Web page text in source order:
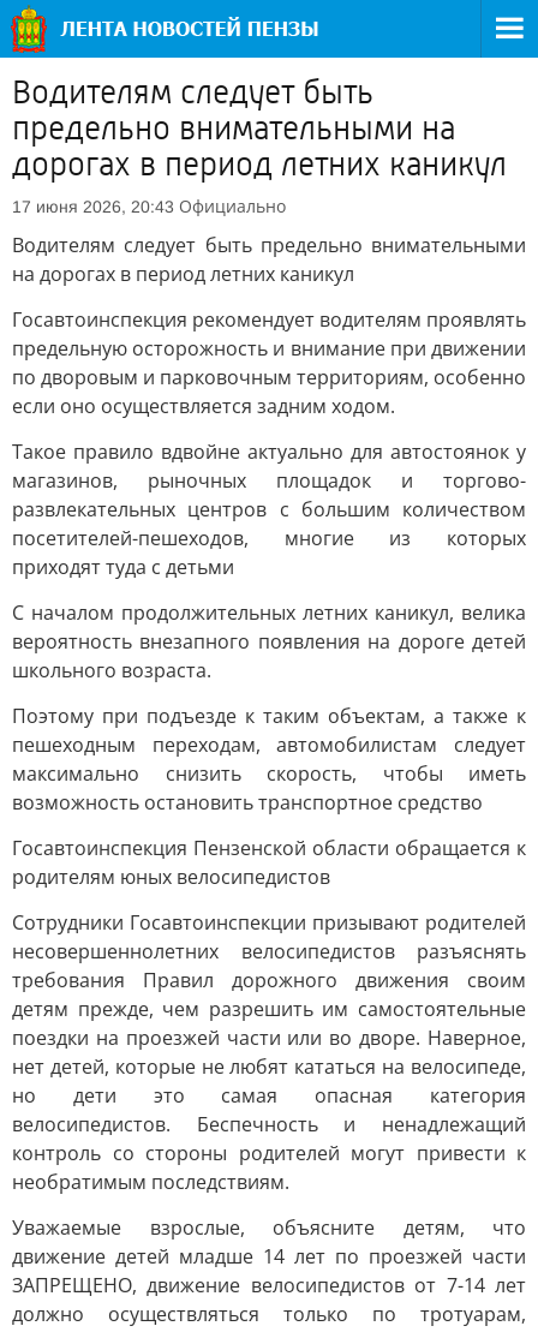
Водителям следует быть
предельно внимательными на
дорогах в период летних каникул
17 июня 2026, 20:43 Официально
Водителям следует быть предельно внимательными
на дорогах в период летних каникул
Госавтоинспекция рекомендует водителям проявлять
предельную осторожность и внимание при движении
по дворовым и парковочным территориям, особенно
если оно осуществляется задним ходом.
Такое правило вдвойне актуально для автостоянок у
магазинов, рыночных площадок и торгово-
развлекательных центров с большим количеством
посетителей-пешеходов, многие из которых
приходят туда с детьми
С началом продолжительных летних каникул, велика
вероятность внезапного появления на дороге детей
школьного возраста.
Поэтому при подъезде к таким объектам, а также к
пешеходным переходам, автомобилистам следует
максимально снизить скорость, чтобы иметь
возможность остановить транспортное средство
Госавтоинспекция Пензенской области обращается к
родителям юных велосипедистов
Сотрудники Госавтоинспекции призывают родителей
несовершеннолетних велосипедистов разъяснять
требования Правил дорожного движения своим
детям прежде, чем разрешить им самостоятельные
поездки на проезжей части или во дворе. Наверное,
нет детей, которые не любят кататься на велосипеде,
но дети это самая опасная категория
велосипедистов. Беспечность и ненадлежащий
контроль со стороны родителей могут привести к
необратимым последствиям.
Уважаемые взрослые, объясните детям, что
движение детей младше 14 лет по проезжей части
ЗАПРЕЩЕНО, движение велосипедистов от 7-14 лет
должно осуществляться только по тротуарам,